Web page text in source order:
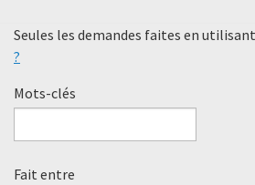
Seules les demandes faites en
?
Mots-clés
Fait entre